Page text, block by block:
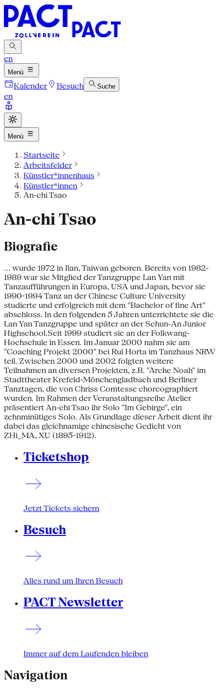
en
Menü
Kalender Besuch Suche
en
Menü
Startseite
Arbeitsfelder
Künstler*innenhaus
Künstler*innen
An-chi Tsao
An-chi Tsao
Biografie
... wurde 1972 in Ilan, Taiwan geboren. Bereits von 1982-
1989 war sie Mitglied der Tanzgruppe Lan Yan mit
Tanzaufführungen in Europa, USA und Japan, bevor sie
1990-1994 Tanz an der Chinese Culture University
studierte und erfolgreich mit dem "Bachelor of fine Art"
abschloss. In den folgenden 5 Jahren unterrichtete sie die
Lan Yan Tanzgruppe und später an der Schun-An Junior
Highschool.Seit 1999 studiert sie an der Folkwang-
Hochschule in Essen. Im Januar 2000 nahm sie am
"Coaching Projekt 2000" bei Rui Horta im Tanzhaus NRW
teil. Zwischen 2000 und 2002 folgten weitere
Teilnahmen an diversen Projekten, z.B. "Arche Noah" im
Stadttheater Krefeld-Mönchengladbach und Berliner
Tanztagen, die von Chriss Comtesse choreographiert
wurden. Im Rahmen der Veranstaltungsreihe Atelier
präsentiert An-chi Tsao ihr Solo "Im Gebirge", ein
zehnminütiges Solo. Als Grundlage dieser Arbeit dient ihr
dabei das gleichnamige chinesische Gedicht von
ZHi_MA, XU (1895-1912).
Ticketshop
Jetzt Tickets sichern
Besuch
Alles rund um Ihren Besuch
PACT Newsletter
Immer auf dem Laufenden bleiben
Navigation